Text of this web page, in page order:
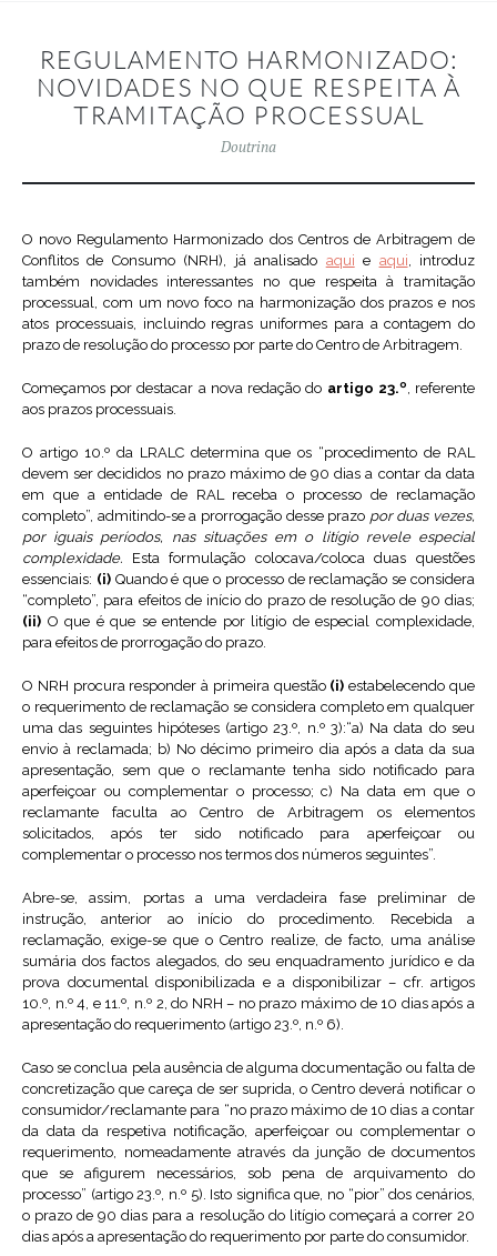
REGULAMENTO HARMONIZADO:
NOVIDADES NO QUE RESPEITA À
TRAMITAÇÃO PROCESSUAL
Doutrina
O novo Regulamento Harmonizado dos Centros de Arbitragem de
Conflitos de Consumo (NRH), já analisado aqui e aqui, introduz
também novidades interessantes no que respeita à tramitação
processual, com um novo foco na harmonização dos prazos e nos
atos processuais, incluindo regras uniformes para a contagem do
prazo de resolução do processo por parte do Centro de Arbitragem.
Começamos por destacar a nova redação do artigo 23.º, referente
aos prazos processuais.
O artigo 10.º da LRALC determina que os “procedimento de RAL
devem ser decididos no prazo máximo de 90 dias a contar da data
em que a entidade de RAL receba o processo de reclamação
completo”, admitindo-se a prorrogação desse prazo por duas vezes,
por iguais períodos, nas situações em o litígio revele especial
complexidade. Esta formulação colocava/coloca duas questões
essenciais: (i) Quando é que o processo de reclamação se considera
“completo”, para efeitos de início do prazo de resolução de 90 dias;
(ii) O que é que se entende por litígio de especial complexidade,
para efeitos de prorrogação do prazo.
O NRH procura responder à primeira questão (i)estabelecendo que
o requerimento de reclamação se considera completo em qualquer
uma das seguintes hipóteses (artigo 23.º, n.º 3):“a) Na data do seu
envio à reclamada; b) No décimo primeiro dia após a data da sua
apresentação, sem que o reclamante tenha sido notificado para
aperfeiçoar ou complementar o processo; c) Na data em que o
reclamante faculta ao Centro de Arbitragem os elementos
solicitados, após ter sido notificado para aperfeiçoar ou
complementar o processo nos termos dos números seguintes”.
Abre-se, assim, portas a uma verdadeira fase preliminar de
instrução, anterior ao início do procedimento. Recebida a
reclamação, exige-se que o Centro realize, de facto, uma análise
sumária dos factos alegados, do seu enquadramento jurídico e da
prova documental disponibilizada e a disponibilizar – cfr. artigos
10.º, n.º 4, e 11.º, n.º 2, do NRH – no prazo máximo de 10 dias após a
apresentação do requerimento (artigo 23.º, n.º 6).
Caso se conclua pela ausência de alguma documentação ou falta de
concretização que careça de ser suprida, o Centro deverá notificar o
consumidor/reclamante para “no prazo máximo de 10 dias a contar
da data da respetiva notificação, aperfeiçoar ou complementar o
requerimento, nomeadamente através da junção de documentos
que se afigurem necessários, sob pena de arquivamento do
processo” (artigo 23.º, n.º 5). Isto significa que, no “pior” dos cenários,
o prazo de 90 dias para a resolução do litígio começará a correr 20
dias após a apresentação do requerimento por parte do consumidor.